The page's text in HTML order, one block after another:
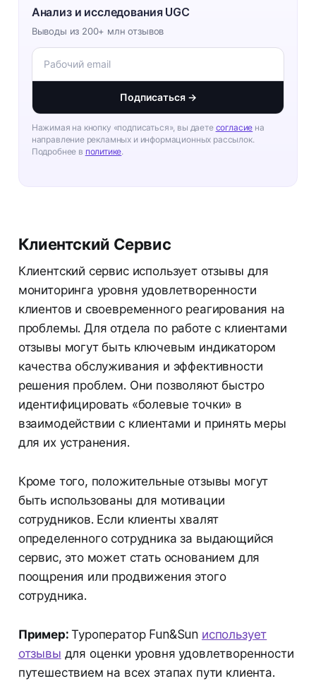
Анализ и исследования UGC
Выводы из 200+ млн отзывов
Подписаться →
Нажимая на кнопку «подписаться», вы даете согласие на
направление рекламных и информационных рассылок.
Подробнее в политике.
Клиентский Сервис
Клиентский сервис использует отзывы для
мониторинга уровня удовлетворенности
клиентов и своевременного реагирования на
проблемы. Для отдела по работе с клиентами
отзывы могут быть ключевым индикатором
качества обслуживания и эффективности
решения проблем. Они позволяют быстро
идентифицировать «болевые точки» в
взаимодействии с клиентами и принять меры
для их устранения.
Кроме того, положительные отзывы могут
быть использованы для мотивации
сотрудников. Если клиенты хвалят
определенного сотрудника за выдающийся
сервис, это может стать основанием для
поощрения или продвижения этого
сотрудника.
Пример:Туроператор Fun&Sun использует
отзывы для оценки уровня удовлетворенности
путешествием на всех этапах пути клиента.